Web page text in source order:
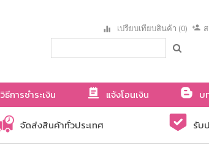
เปรียบเทียบสินค้า (0)
วิธีการชำระเงิน แจ้งโอนเงิน บ
จัดส่งสินค้าทั่วประเทศ รับ